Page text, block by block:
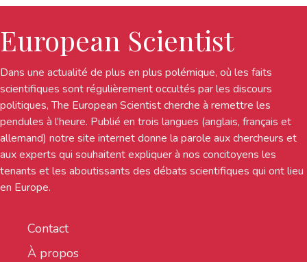
European Scientist
Dans une actualité de plus en plus polémique, où les faits
scientifiques sont régulièrement occultés par les discours
politiques, The European Scientist cherche à remettre les
pendules à l’heure. Publié en trois langues (anglais, français et
allemand) notre site internet donne la parole aux chercheurs et
aux experts qui souhaitent expliquer à nos concitoyens les
tenants et les aboutissants des débats scientifiques qui ont lieu
en Europe.
Contact
À propos